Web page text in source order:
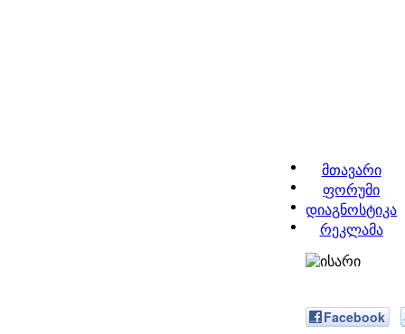
მთავარი
ფორუმი
დიაგნოსტიკა
რეკლამა
Facebook